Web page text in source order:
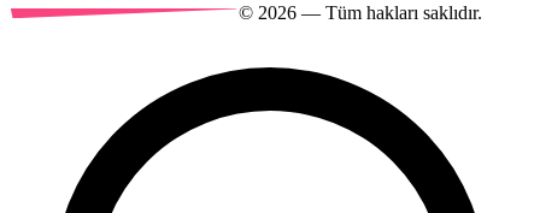
© 2026 — Tüm hakları saklıdır.